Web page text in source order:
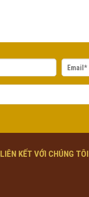
LIÊN KẾT VỚI CHÚNG TÔI